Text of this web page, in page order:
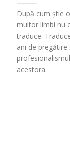
După cum știe
multor limbi nu
traduce.
ani de
acestora.